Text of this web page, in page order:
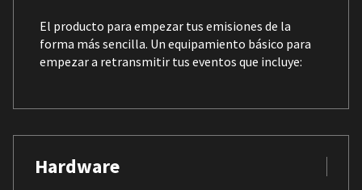
El producto para empezar tus emisiones de la
forma más sencilla. Un equipamiento básico para
empezar a retransmitir tus eventos que incluye:
Hardware